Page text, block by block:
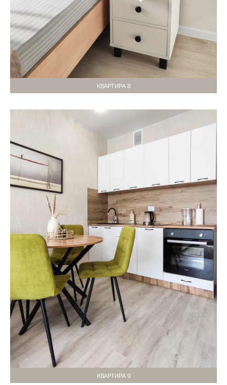
КВАРТИРА 8
КВАРТИРА 9